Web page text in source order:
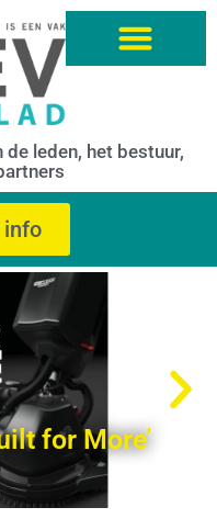
de leden, het bestuur,
info
for More’